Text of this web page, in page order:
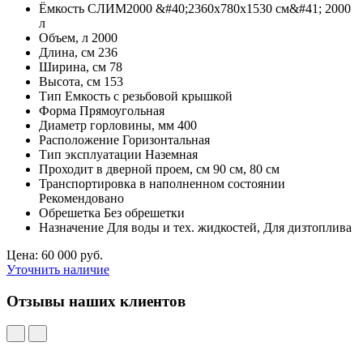
Ёмкость СЛИМ2000 &#40;2360х780х1530 см&#41; 2000
л
Объем, л 2000
Длина, см 236
Ширина, см 78
Высота, см 153
Тип Емкость с резьбовой крышкой
Форма Прямоугольная
Диаметр горловины, мм 400
Расположение Горизонтальная
Тип эксплуатации Наземная
Проходит в дверной проем, см 90 см, 80 см
Транспортировка в наполненном состоянии
Рекомендовано
Обрешетка Без обрешетки
Назначение Для воды и тех. жидкостей, Для дизтоплива
Цена: 60 000 руб.
Уточнить наличие
Отзывы наших клиентов